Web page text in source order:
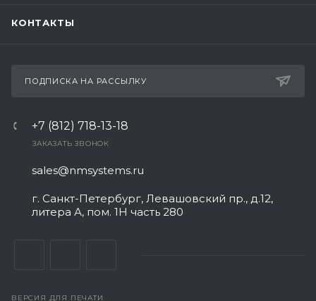
КОНТАКТЫ
ПОДПИСКА НА РАССЫЛКУ
+7 (812) 718-13-18
ЗАКАЗАТЬ ЗВОНОК
sales@nmsystems.ru
г. Санкт-Петербург, Левашовский пр., д.12,
литера А, пом. 1Н часть 280
ВЕРСИЯ ДЛЯ ПЕЧАТИ